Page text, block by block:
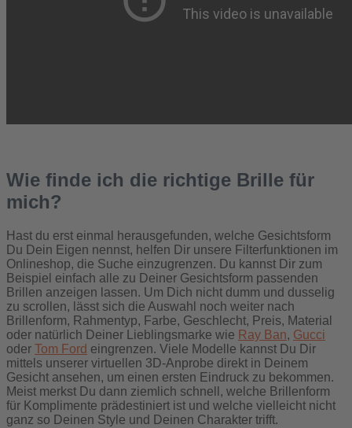
Wie finde ich die richtige Brille für
mich?
Hast du erst einmal herausgefunden, welche Gesichtsform
Du Dein Eigen nennst, helfen Dir unsere Filterfunktionen im
Onlineshop, die Suche einzugrenzen. Du kannst Dir zum
Beispiel einfach alle zu Deiner Gesichtsform passenden
Brillen anzeigen lassen. Um Dich nicht dumm und dusselig
zu scrollen, lässt sich die Auswahl noch weiter nach
Brillenform, Rahmentyp, Farbe, Geschlecht, Preis, Material
oder natürlich Deiner Lieblingsmarke wie Ray Ban, Gucci
oder Tom Ford eingrenzen. Viele Modelle kannst Du Dir
mittels unserer virtuellen 3D-Anprobe direkt in Deinem
Gesicht ansehen, um einen ersten Eindruck zu bekommen.
Meist merkst Du dann ziemlich schnell, welche Brillenform
für Komplimente prädestiniert ist und welche vielleicht nicht
ganz so Deinen Style und Deinen Charakter trifft.